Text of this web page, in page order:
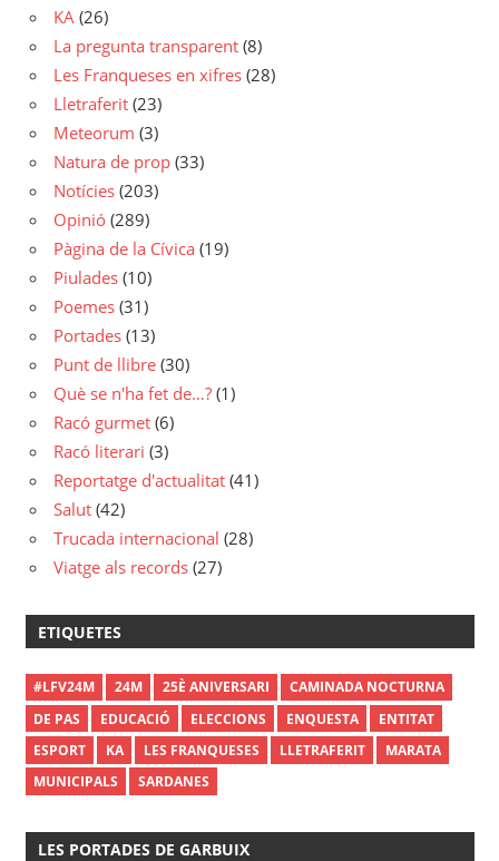
KA (26)
La pregunta transparent (8)
Les Franqueses en xifres (28)
Lletraferit (23)
Meteorum (3)
Natura de prop (33)
Notícies (203)
Opinió (289)
Pàgina de la Cívica (19)
Piulades (10)
Poemes (31)
Portades (13)
Punt de llibre (30)
Què se n'ha fet de…? (1)
Racó gurmet (6)
Racó literari (3)
Reportatge d'actualitat (41)
Salut (42)
Trucada internacional (28)
Viatge als records (27)
ETIQUETES
#LFV24M 24M 25È ANIVERSARI
CAMINADA NOCTURNA
DE PAS
EDUCACIÓ ELECCIONS ENQUESTA
ENTITAT
ESPORT
KA LES FRANQUESES LLETRAFERIT
MARATA
MUNICIPALS
SARDANES
LES PORTADES DE GARBUIX